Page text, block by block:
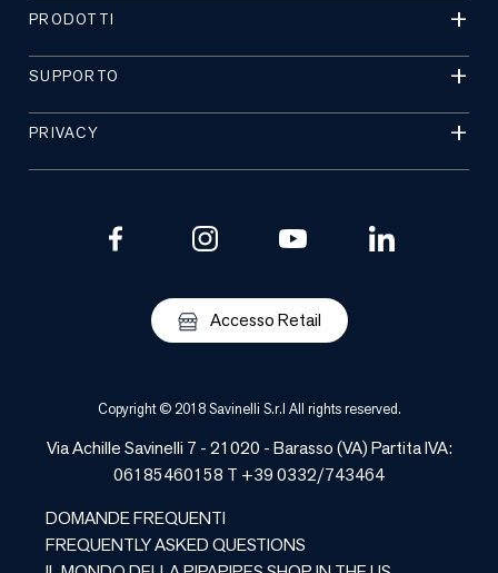
PRODOTTI
SUPPORTO
PRIVACY
Accesso Retail
Copyright © 2018 Savinelli S.r.l All rights reserved.
Via Achille Savinelli 7 - 21020 -Barasso(VA) Partita IVA:
06185460158 T +39 0332/743464
DOMANDE FREQUENTI
FREQUENTLY ASKED QUESTIONS